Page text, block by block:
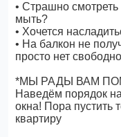
• Страшно
мыть?
• Хочется
• На балкон не
просто нет
*МЫ РАДЫ ВАМ
Наведём порядок
окна! Пора пустить
квартиру